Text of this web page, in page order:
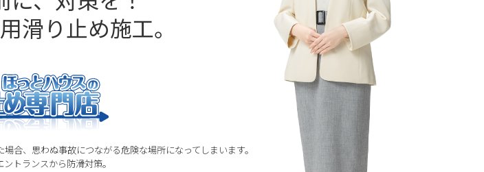
滑り止め施工。
合、思わぬ事故につながる危険な場所になってしまいます。
トランスから防滑対策。